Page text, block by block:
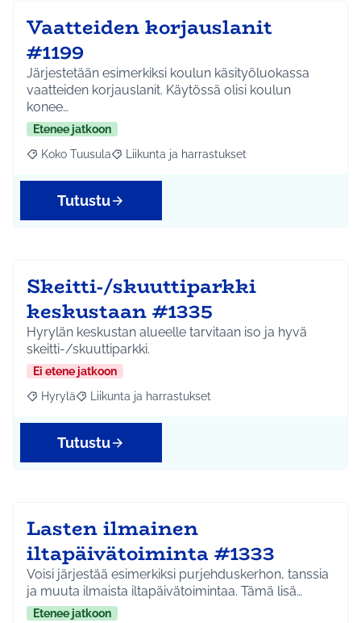
Vaatteiden korjauslanit
#1199
Järjestetään esimerkiksi koulun käsityöluokassa
vaatteiden korjauslanit. Käytössä olisi koulun
konee…
Etenee jatkoon
Rajaa tulokset aihepiirin mukaan: Koko Tuusula
Koko Tuusula Rajaa tulokset teeman mukaan: Liikunta ja
Liikunta ja harrastukset
Tutustu
Skeitti-/skuuttiparkki
keskustaan #1335
Hyrylän keskustan alueelle tarvitaan iso ja hyvä
skeitti-/skuuttiparkki.
Ei etene jatkoon
Rajaa tulokset aihepiirin mukaan: Hyrylä
Hyrylä Rajaa tulokset teeman mukaan: Liikunta ja
Liikunta ja harrastukset
Tutustu
Lasten ilmainen
iltapäivätoiminta #1333
Voisi järjestää esimerkiksi purjehduskerhon, tanssia
ja muuta ilmaista iltapäivätoimintaa. Tämä lisä…
Etenee jatkoon